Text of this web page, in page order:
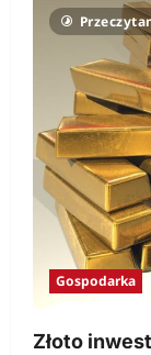
Gospodarka
Złoto